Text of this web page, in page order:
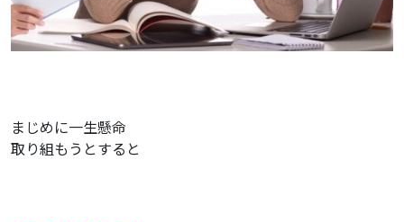
まじめに一生懸命
取り組もうとすると